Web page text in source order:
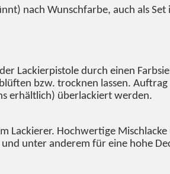
nach Wunschfarbe, auch als Set
Lackierpistole durch einen
bzw. trocknen lassen.
erhältlich) überlackiert werden.
Lackierer. Hochwertige
unter anderem für eine hohe